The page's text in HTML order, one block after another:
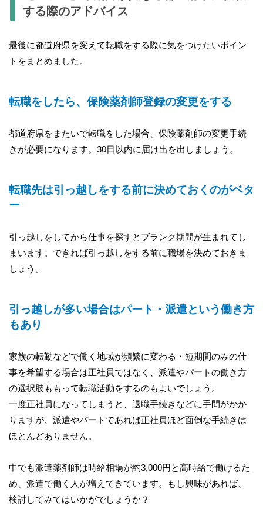
する際のアドバイス
最後に都道府県を変えて転職をする際に気をつけたいポイン
トをまとめました。
転職をしたら、保険薬剤師登録の変更をする
都道府県をまたいで転職をした場合、保険薬剤師の変更手続
きが必要になります。30日以内に届け出を出しましょう。
転職先は引っ越しをする前に決めておくのがベタ
ー
引っ越しをしてから仕事を探すとブランク期間が生まれてし
まいます。できれば引っ越しをする前に職場を決めておきま
しょう。
引っ越しが多い場合はパート・派遣という働き方
もあり
家族の転勤などで働く地域が頻繁に変わる・短期間のみの仕
事を希望する場合は正社員ではなく、派遣やパートの働き方
の選択肢ももって転職活動をするのもよいでしょう。
一度正社員になってしまうと、退職手続きなどに手間がかか
りますが、派遣やパートであれば正社員ほど面倒な手続きは
ほとんどありません。
中でも派遣薬剤師は時給相場が約3,000円と高時給で働けるた
め、派遣で働く人が増えてきています。もし興味があれば、
検討してみてはいかがでしょうか？